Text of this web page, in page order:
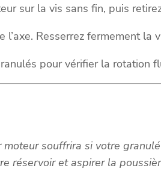
sur la vis sans fin, puis
Resserrez fermement la
pour vérifier la rotation
souffrira si votre
réservoir et aspirer la